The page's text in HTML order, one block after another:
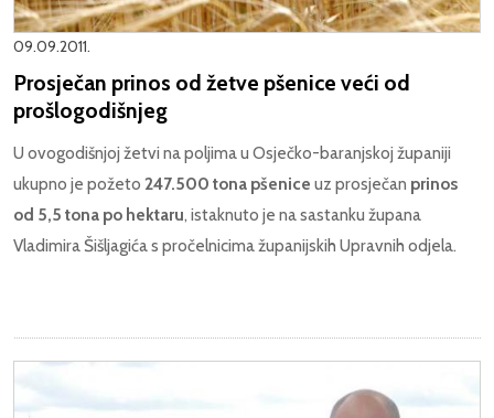
09.09.2011.
Prosječan prinos od žetve pšenice veći od
prošlogodišnjeg
U ovogodišnjoj žetvi na poljima u Osječko-baranjskoj županiji
ukupno je požeto 247.500 tona pšenice uz prosječan prinos
od 5,5 tona po hektaru, istaknuto je na sastanku župana
Vladimira Šišljagića s pročelnicima županijskih Upravnih odjela.